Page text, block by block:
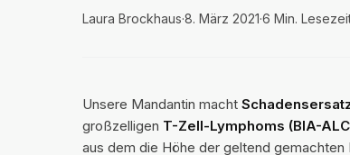
Laura Brockhaus·8. März 2021·6 Min.
Unsere Mandantin macht
großzelligen T-Zell-Lymphoms (BIA-
aus dem die Höhe der geltend